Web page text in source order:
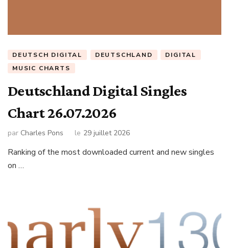
DEUTSCH DIGITAL DEUTSCHLAND
DIGITAL
MUSIC CHARTS
Deutschland Digital Singles
Chart 26.07.2026
par Charles Pons le 29 juillet 2026
Ranking of the most downloaded current and new singles
on …